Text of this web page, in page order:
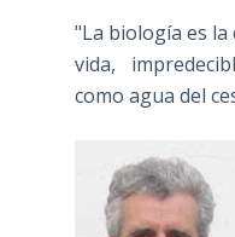
"La biología es la
vida,
como agua del